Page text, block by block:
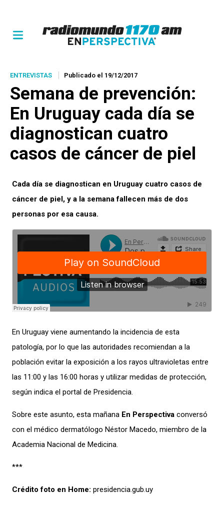
ENTREVISTAS Publicado el 19/12/2017
Semana de prevención:
En Uruguay cada día se
diagnostican cuatro
casos de cáncer de piel
Cada día se diagnostican en Uruguay cuatro casos de
cáncer de piel, y a la semana fallecen más de dos
personas por esa causa.
En Uruguay viene aumentando la incidencia de esta
patología, por lo que las autoridades recomiendan a la
población evitar la exposición a los rayos ultravioletas entre
las 11:00 y las 16:00 horas y utilizar medidas de protección,
según indica el portal de Presidencia.
Sobre este asunto, esta mañana En Perspectiva conversó
con el médico dermatólogo Néstor Macedo, miembro de la
Academia Nacional de Medicina.
***
Crédito foto en Home: presidencia.gub.uy